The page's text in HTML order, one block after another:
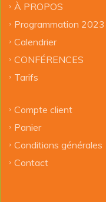
À PROPOS
Programmation 2023
Calendrier
CONFÉRENCES
Tarifs
Compte client
Panier
Conditions générales
Contact